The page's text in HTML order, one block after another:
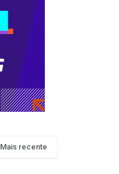
Mais recente